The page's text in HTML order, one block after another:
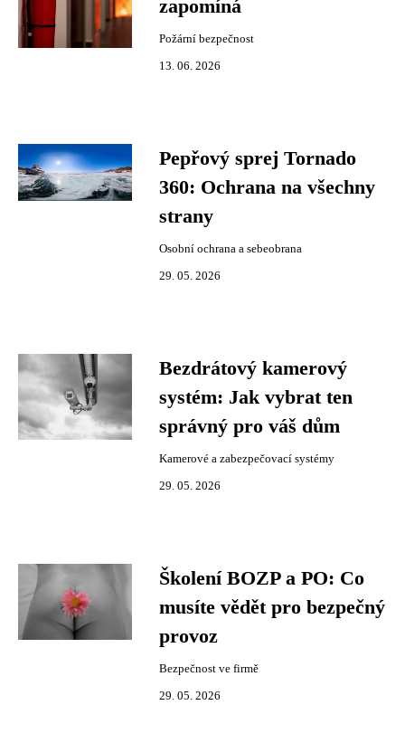
zapomíná
Požární bezpečnost
13. 06. 2026
Pepřový sprej Tornado
360: Ochrana na všechny
strany
Osobní ochrana a sebeobrana
29. 05. 2026
Bezdrátový kamerový
systém: Jak vybrat ten
správný pro váš dům
Kamerové a zabezpečovací systémy
29. 05. 2026
Školení BOZP a PO: Co
musíte vědět pro bezpečný
provoz
Bezpečnost ve firmě
29. 05. 2026